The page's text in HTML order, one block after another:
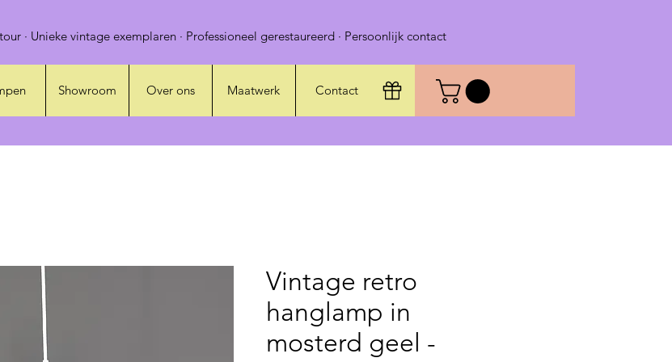
· Unieke vintage exemplaren · Professioneel gerestaureerd · Persoonlijk contact
Showroom Over ons Maatwerk Contact
Vintage retro
hanglamp in
mosterd geel -